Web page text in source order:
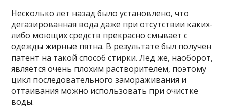
Несколько лет назад было установлено, что
дегазированная вода даже при отсутствии каких-
либо моющих средств прекрасно смывает с
одежды жирные пятна. В результате был получен
патент на такой способ стирки. Лед же, наоборот,
является очень плохим растворителем, поэтому
цикл последовательного замораживания и
оттаивания можно использовать при очистке
воды.